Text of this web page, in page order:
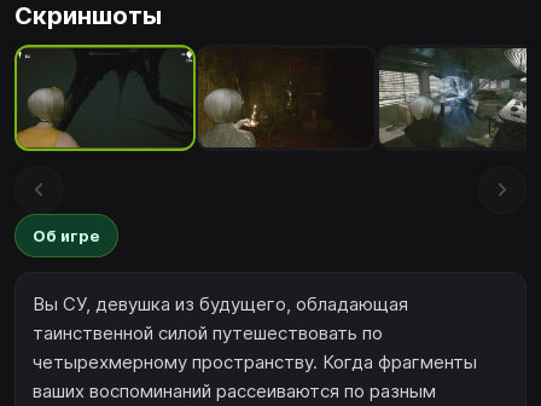
Скриншоты
Об игре
Вы СУ, девушка из будущего, обладающая
таинственной силой путешествовать по
четырехмерному пространству. Когда фрагменты
ваших воспоминаний рассеиваются по разным